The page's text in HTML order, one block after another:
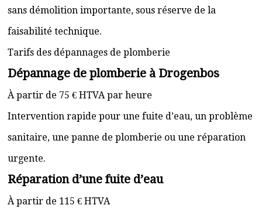
sans démolition importante, sous réserve de la
faisabilité technique.
Tarifs des dépannages de plomberie
Dépannage de plomberie à Drogenbos
À partir de 75 € HTVA par heure
Intervention rapide pour une fuite d’eau, un problème
sanitaire, une panne de plomberie ou une réparation
urgente.
Réparation d’une fuite d’eau
À partir de 115 € HTVA